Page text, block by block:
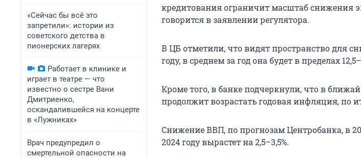
«Сейчас бы всё это
запретили»: истории из
советского детства в
пионерских лагерях
Работает в клинике и
играет в театре — что
известно о сестре Вани
Дмитриенко,
оскандалившейся на концерте
в «Лужниках»
Врач предупредил о
смертельной опасности на
кредитования ограничит масштаб снижения
говорится в заявлении регулятора.
В ЦБ отметили, что видят пространство для
году, в среднем за год она будет в пределах
Кроме того, в банке подчеркнули, что в
продолжит возрастать годовая инфляция, по
Снижение ВВП, по прогнозам Центробанка, в
2024 году вырастет на 2,5–3,5%.